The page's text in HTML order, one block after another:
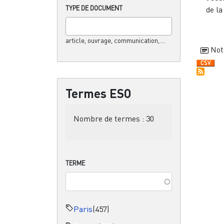
TYPE DE DOCUMENT
article, ouvrage, communication,....
Termes ESO
Nombre de termes : 30
TERME
Paris(457)
de la